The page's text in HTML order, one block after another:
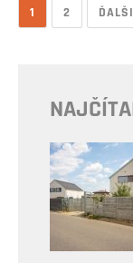
1 2